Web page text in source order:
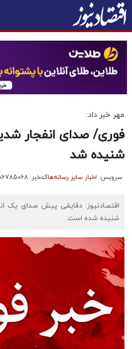
مهر خبر داد:
فوری/ صدای انفجار
شنیده شد
سرویس: اخبار سایر رسانه‌هاکدخبر: ۷۸۵۰۶۸
اقتصادنیوز: دقایقی پیش صدای یک
شنیده شده است.